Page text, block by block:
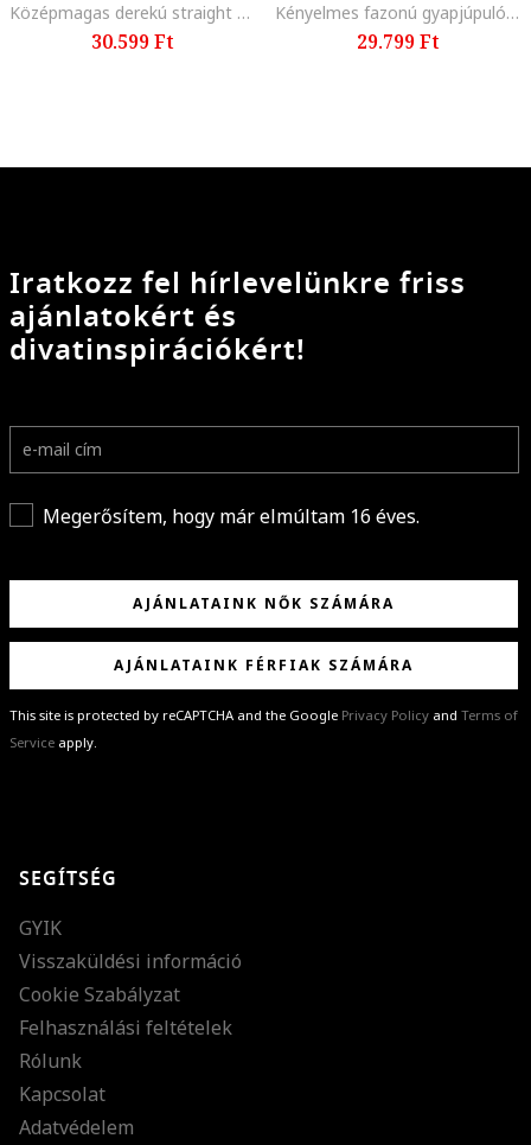
Középmagas derekú straight fit farmernadrág, Tengerészkék
30.599 Ft
Kényelmes fazonú gyapjúpulóver, Sötétbarna/Narancssárga
29.799 Ft
Iratkozz fel hírlevelünkre friss
ajánlatokért és
divatinspirációkért!
Megerősítem, hogy már elmúltam 16 éves.
AJÁNLATAINK NŐK SZÁMÁRA
AJÁNLATAINK FÉRFIAK SZÁMÁRA
This site is protected by reCAPTCHA and the Google Privacy Policy and Terms of
Service apply.
különleges ajánlatainkat és stílustippjeinket!
SEGÍTSÉG
GYIK
Visszaküldési információ
Cookie Szabályzat
Felhasználási feltételek
Rólunk
Kapcsolat
Adatvédelem